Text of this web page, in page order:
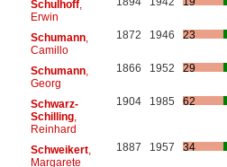
Schulhoff,
Erwin
Schumann,
Camillo
1872 1946 23
Schumann,
Georg
1866 1952 29
Schwarz-
Schilling,
Reinhard
1904 1985 62
Schweikert,
Margarete
1887 1957 34